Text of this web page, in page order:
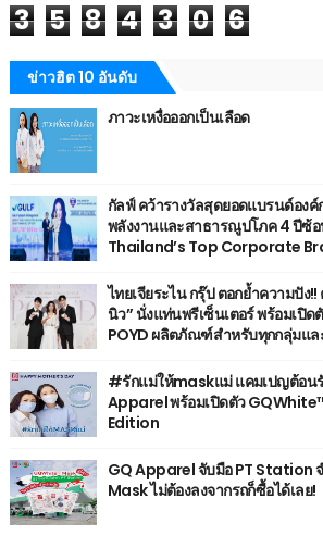
3 5 8 4 3 0 6
ข่าวฮิต 10 อันดับ
ภาวะเหงื่อออกเป็นเลือด
กัลฟ์ คว้ารางวัลสุดยอดแบรนด์อง
พลังงานและสาธารณูปโภค 4 ปีซ้อ
Thailand’s Top Corporate
ไทยเจียระไน กรุ๊ป ตอกย้ำความปั
นิว” นั่งแท่นพรีเซ็นเตอร์ พร้อมเปิด
POYD ผลิตภัณฑ์สำหรับทุกกลุ่มแล
#รักแม่ให้maskแม่ แคมเปญต้อน
Apparel พร้อมเปิดตัว
Edition
GQ Apparel จับมือ PT Station
Mask ไม่ต้องลงจากรถก็ซื้อได้เลย!